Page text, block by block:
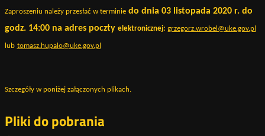
Zaproszeniu należy przesłać w terminiedo dnia 03 listopada 2020 r. do
godz. 14:00 na adres poczty elektronicznej: grzegorz.wrobel@uke.gov.pl
lub tomasz.hupalo@uke.gov.pl
Szczegóły w poniżej załączonych plikach.
Pliki do pobrania